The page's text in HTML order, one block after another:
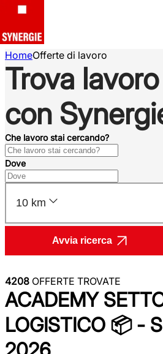
HomeOfferte di lavoro
Trova lavoro
con
Che lavoro stai cercando?
Dove
10 km
Avvia ricerca
4208 OFFERTE TROVATE
ACADEMY
LOGISTICO 📦 -